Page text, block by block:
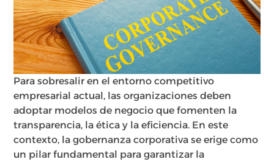
Para sobresalir en el entorno competitivo
empresarial actual, las organizaciones deben
adoptar modelos de negocio que fomenten la
transparencia, la ética y la eficiencia. En este
contexto, la gobernanza corporativa se erige como
un pilar fundamental para garantizar la